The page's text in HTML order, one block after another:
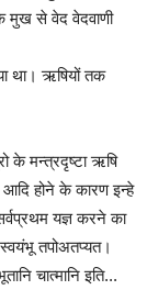
मुख से वेद वेदवाणी
था। ऋषियों तक
के मन्त्रदृष्टा ऋषि
होने के कारण इन्हे
यज्ञ करने का
तपोअतप्यत।
चात्मानि इति...